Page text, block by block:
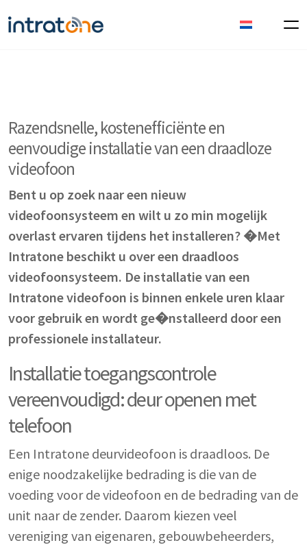
Razendsnelle, kostenefficiënte en
eenvoudige installatie van een draadloze
videofoon
Bent u op zoek naar een nieuw
videofoonsysteem en wilt u zo min mogelijk
overlast ervaren tijdens het installeren? �Met
Intratone beschikt u over een draadloos
videofoonsysteem. De installatie van een
Intratone videofoon is binnen enkele uren klaar
voor gebruik en wordt ge�nstalleerd door een
professionele installateur.
Installatie toegangscontrole
vereenvoudigd: deur openen met
telefoon
Een Intratone deurvideofoon is draadloos. De
enige noodzakelijke bedrading is die van de
voeding voor de videofoon en de bedrading van de
unit naar de zender. Daarom kiezen veel
vereniging van eigenaren, gebouwbeheerders,